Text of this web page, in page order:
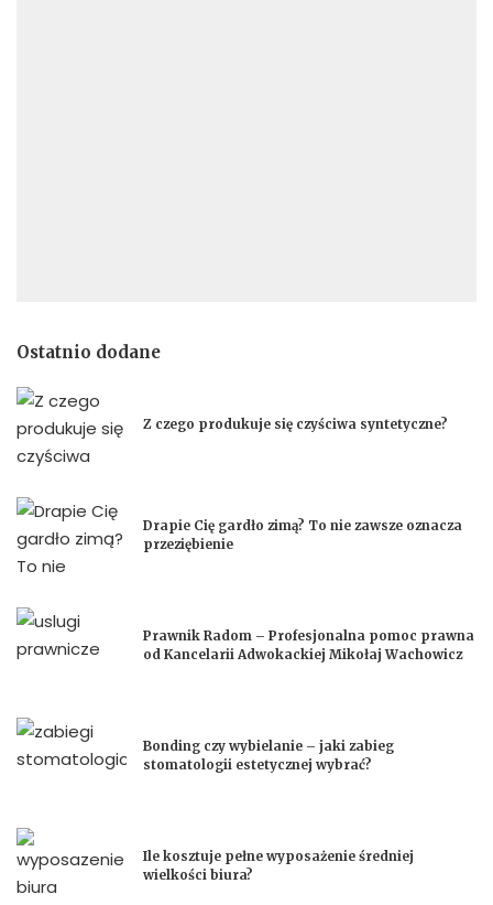
Ostatnio dodane
Z czego produkuje się czyściwa syntetyczne?
Drapie Cię gardło zimą? To nie zawsze oznacza
przeziębienie
Prawnik Radom – Profesjonalna pomoc prawna
od Kancelarii Adwokackiej Mikołaj Wachowicz
Bonding czy wybielanie – jaki zabieg
stomatologii estetycznej wybrać?
Ile kosztuje pełne wyposażenie średniej
wielkości biura?